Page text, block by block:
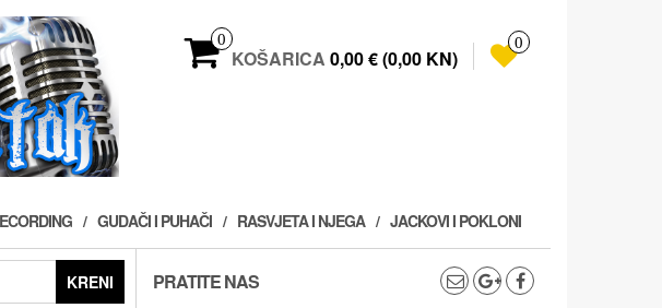
0
KOŠARICA 0,00 € (0,00 KN)
0
GUDAČI I PUHAČI RASVJETA I NJEGA JACKOVI I POKLONI
KRENI PRATITE NAS